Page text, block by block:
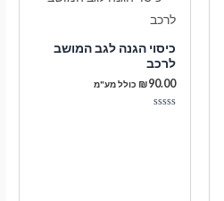
כיסוי הגנה לגב המושב
לרכב
₪90.00 כולל מע"מ